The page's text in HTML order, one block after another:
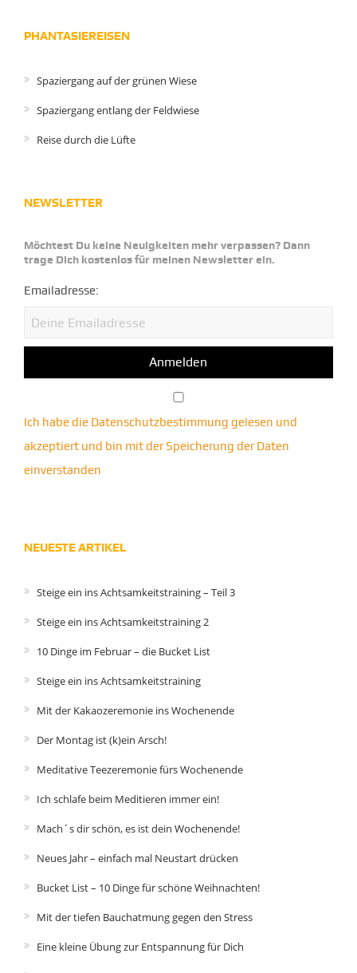
PHANTASIEREISEN
Spaziergang auf der grünen Wiese
Spaziergang entlang der Feldwiese
Reise durch die Lüfte
NEWSLETTER
Möchtest Du keine Neuigkeiten mehr verpassen? Dann
trage Dich kostenlos für meinen Newsletter ein.
Emailadresse:
Ich habe die Datenschutzbestimmung gelesen und
akzeptiert und bin mit der Speicherung der Daten
einverstanden
NEUESTE ARTIKEL
Steige ein ins Achtsamkeitstraining – Teil 3
Steige ein ins Achtsamkeitstraining 2
10 Dinge im Februar – die Bucket List
Steige ein ins Achtsamkeitstraining
Mit der Kakaozeremonie ins Wochenende
Der Montag ist (k)ein Arsch!
Meditative Teezeremonie fürs Wochenende
Ich schlafe beim Meditieren immer ein!
Mach´s dir schön, es ist dein Wochenende!
Neues Jahr – einfach mal Neustart drücken
Bucket List – 10 Dinge für schöne Weihnachten!
Mit der tiefen Bauchatmung gegen den Stress
Eine kleine Übung zur Entspannung für Dich